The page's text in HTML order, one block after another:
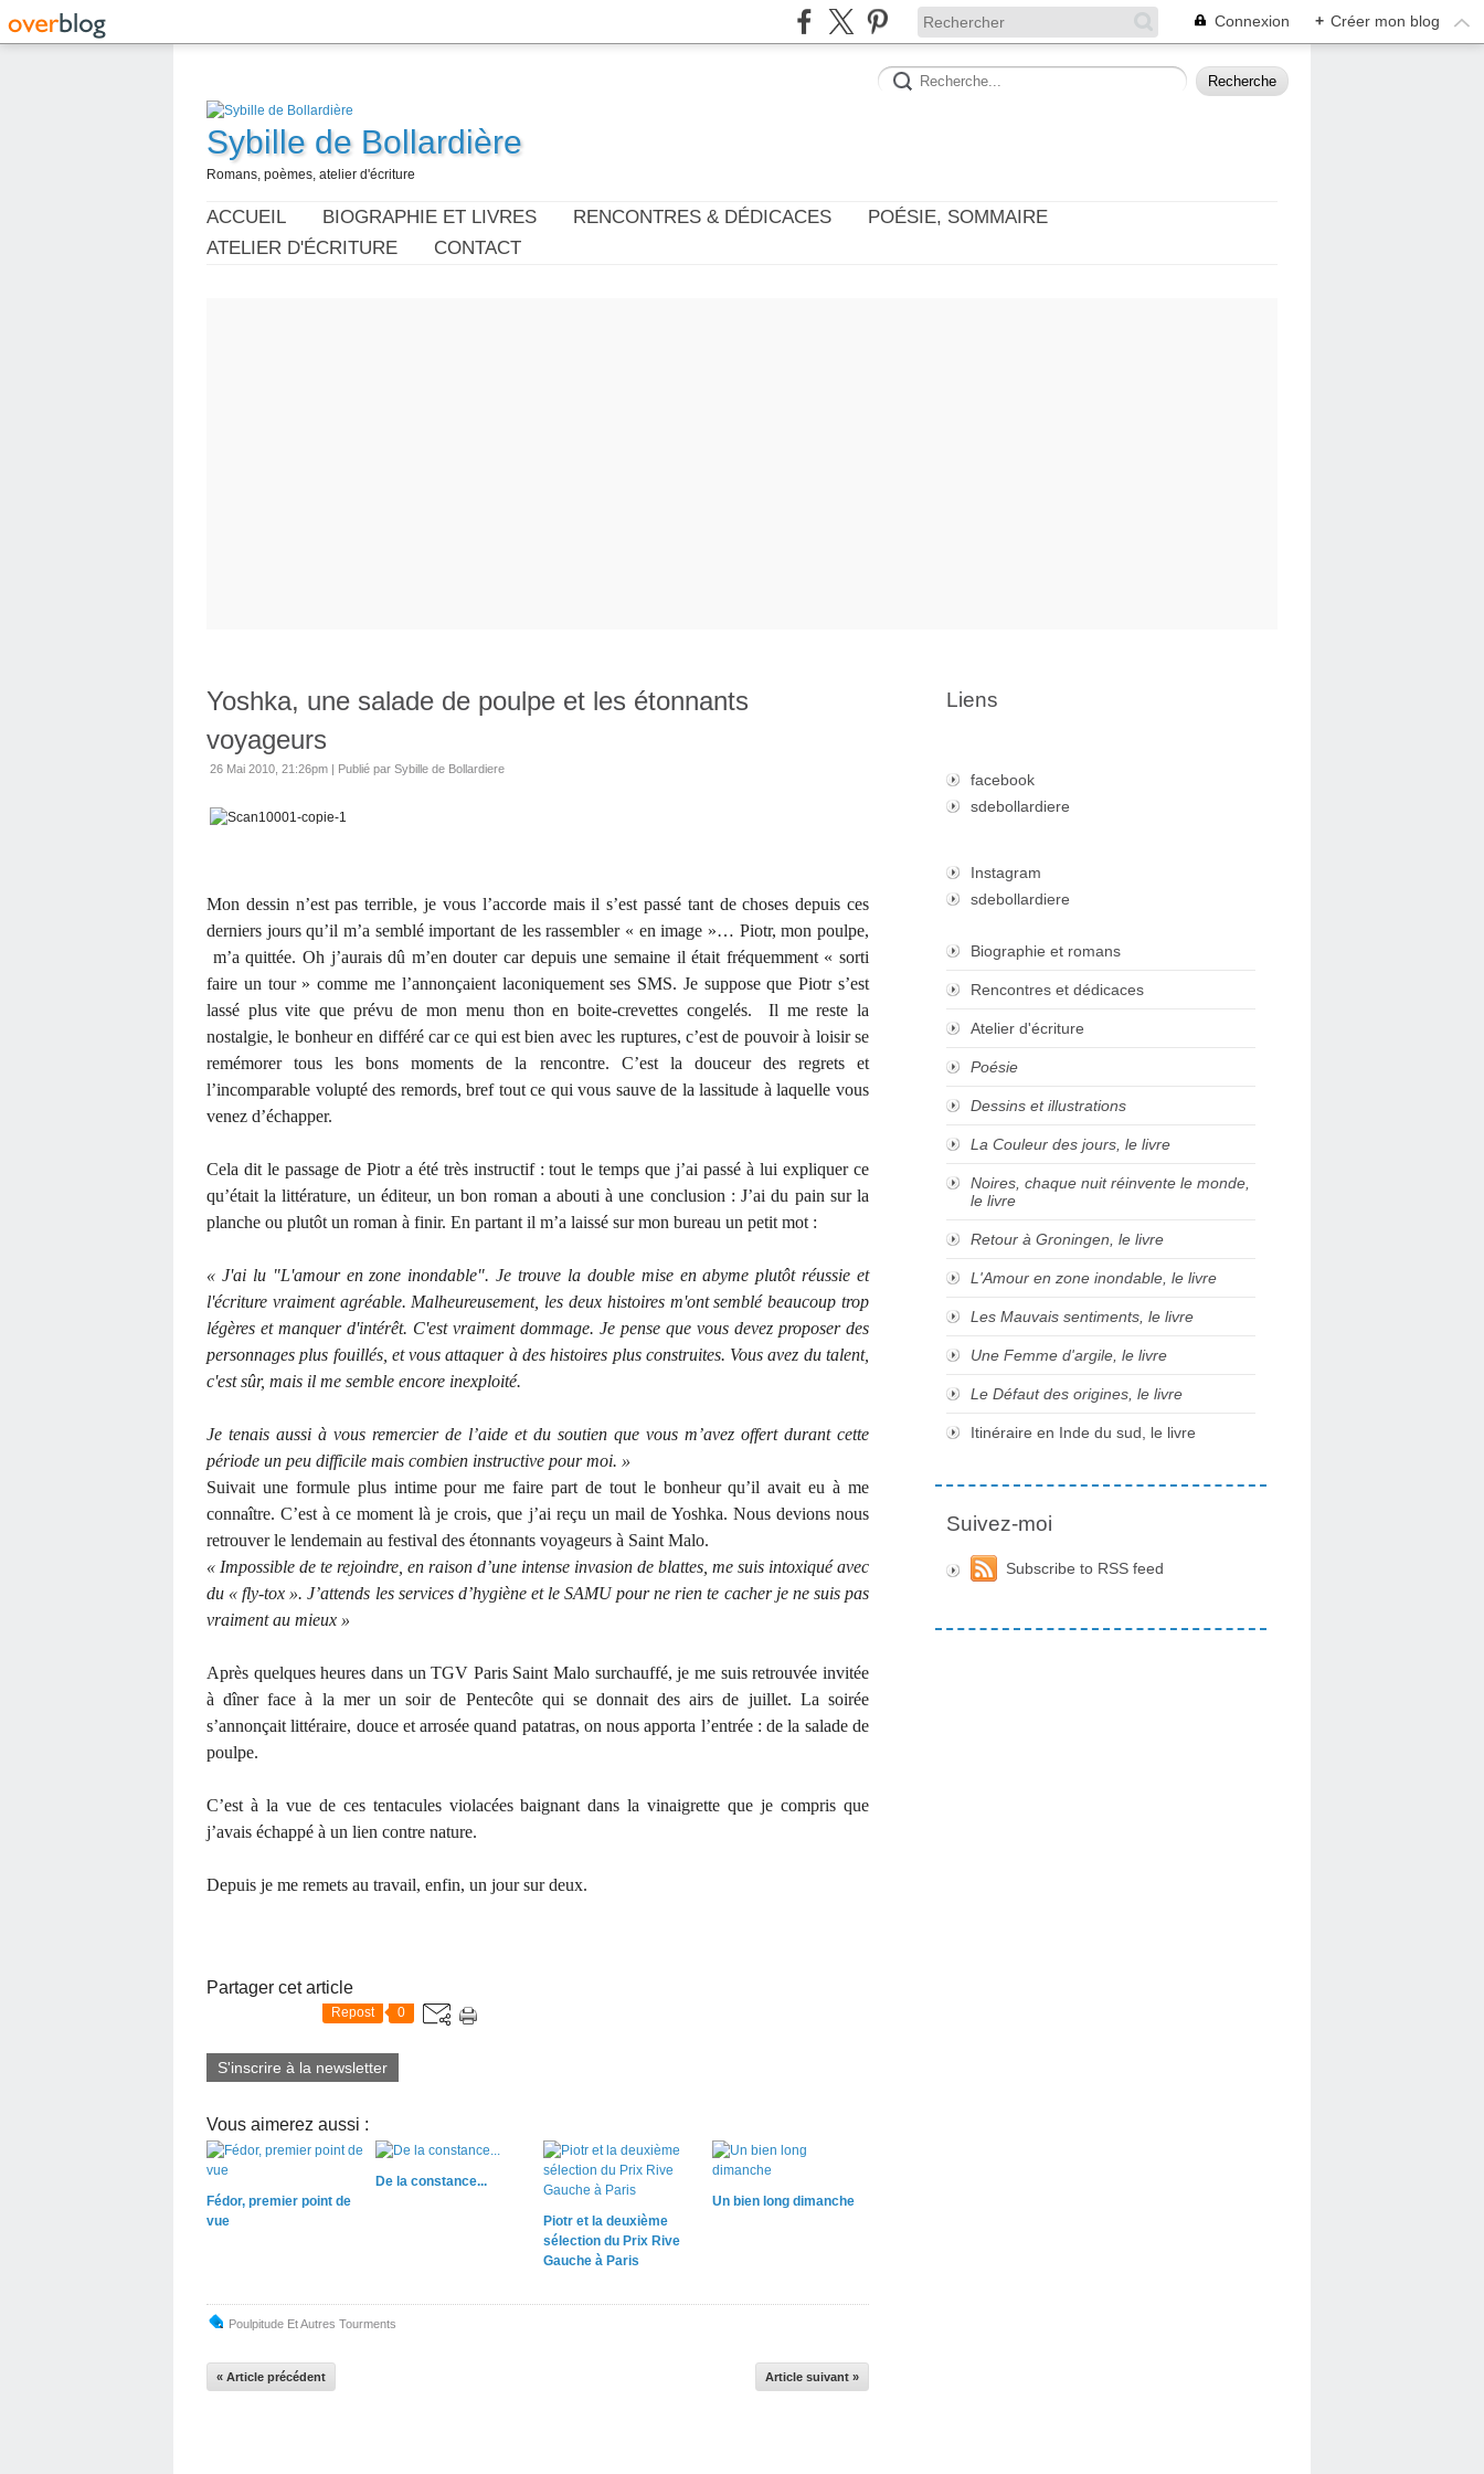
Connexion + Créer mon blog
Sybille de Bollardière
Romans, poèmes, atelier d'écriture
ACCUEIL BIOGRAPHIE ET LIVRES RENCONTRES & DÉDICACES
POÉSIE, SOMMAIRE
ATELIER D'ÉCRITURE
CONTACT
Yoshka, une salade de poulpe et les étonnants
voyageurs
26 Mai 2010, 21:26pm | Publié par Sybille de Bollardiere
Mon dessin n’est pas terrible, je vous l’accorde mais il s’est passé tant de choses depuis ces
derniers jours qu’il m’a semblé important de les rassembler « en image »… Piotr, mon poulpe,
m’a quittée. Oh j’aurais dû m’en douter car depuis une semaine il était fréquemment « sorti
faire un tour » comme me l’annonçaient laconiquement ses SMS. Je suppose que Piotr s’est
lassé plus vite que prévu de mon menu thon en boite-crevettes congelés. Il me reste la
nostalgie, le bonheur en différé car ce qui est bien avec les ruptures, c’est de pouvoir à loisir se
remémorer tous les bons moments de la rencontre. C’est la douceur des regrets et
l’incomparable volupté des remords, bref tout ce qui vous sauve de la lassitude à laquelle vous
venez d’échapper.
Cela dit le passage de Piotr a été très instructif : tout le temps que j’ai passé à lui expliquer ce
qu’était la littérature, un éditeur, un bon roman a abouti à une conclusion : J’ai du pain sur la
planche ou plutôt un roman à finir. En partant il m’a laissé sur mon bureau un petit mot :
« J'ai lu "L'amour en zone inondable". Je trouve la double mise en abyme plutôt réussie et
l'écriture vraiment agréable. Malheureusement, les deux histoires m'ont semblé beaucoup trop
légères et manquer d'intérêt. C'est vraiment dommage. Je pense que vous devez proposer des
personnages plus fouillés, et vous attaquer à des histoires plus construites. Vous avez du talent,
c'est sûr, mais il me semble encore inexploité.
Je tenais aussi à vous remercier de l’aide et du soutien que vous m’avez offert durant cette
période un peu difficile mais combien instructive pour moi. »
Suivait une formule plus intime pour me faire part de tout le bonheur qu’il avait eu à me
connaître. C’est à ce moment là je crois, que j’ai reçu un mail de Yoshka. Nous devions nous
retrouver le lendemain au festival des étonnants voyageurs à Saint Malo.
« Impossible de te rejoindre, en raison d’une intense invasion de blattes, me suis intoxiqué avec
du « fly-tox ». J’attends les services d’hygiène et le SAMU pour ne rien te cacher je ne suis pas
vraiment au mieux »
Après quelques heures dans un TGV Paris Saint Malo surchauffé, je me suis retrouvée invitée
à dîner face à la mer un soir de Pentecôte qui se donnait des airs de juillet. La soirée
s’annonçait littéraire, douce et arrosée quand patatras, on nous apporta l’entrée : de la salade de
poulpe.
C’est à la vue de ces tentacules violacées baignant dans la vinaigrette que je compris que
j’avais échappé à un lien contre nature.
Depuis je me remets au travail, enfin, un jour sur deux.
Partager cet article
Repost 0
S'inscrire à la newsletter
Vous aimerez aussi :
Fédor, premier point de
vue
De la constance...
Piotr et la deuxième
sélection du Prix Rive
Gauche à Paris
Un bien long dimanche
Poulpitude Et Autres Tourments
« Article précédent Article suivant »
Liens
facebook
sdebollardiere
Instagram
sdebollardiere
Biographie et romans
Rencontres et dédicaces
Atelier d'écriture
Poésie
Dessins et illustrations
La Couleur des jours, le livre
Noires, chaque nuit réinvente le monde,
le livre
Retour à Groningen, le livre
L'Amour en zone inondable, le livre
Les Mauvais sentiments, le livre
Une Femme d'argile, le livre
Le Défaut des origines, le livre
Itinéraire en Inde du sud, le livre
Suivez-moi
Subscribe to RSS feed